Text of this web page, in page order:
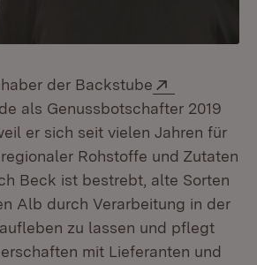
der Backstube
in neuem Fenster)
als Genussbotschafter 2019
er sich seit vielen Jahren für
Rohstoffe und Zutaten
Beck ist bestrebt, alte Sorten
Alb durch Verarbeitung in der
zu lassen und pflegt
mit Lieferanten und